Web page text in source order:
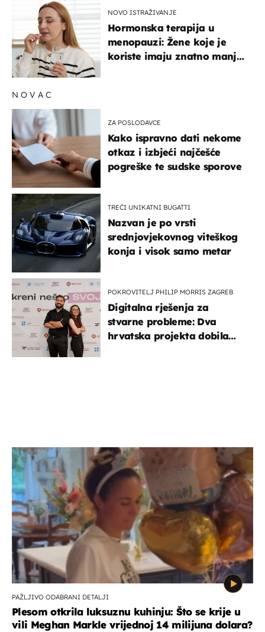
NOVO ISTRAŽIVANJE
Hormonska terapija u
menopauzi: Žene koje je
koriste imaju znatno manji
NOVAC
ZA POSLODAVCE
Kako ispravno dati nekome
otkaz i izbjeći najčešće
pogreške te sudske sporove
TREĆI UNIKATNI BUGATTI
Nazvan je po vrsti
srednjovjekovnog viteškog
konja i visok samo metar
POKROVITELJ PHILIP MORRIS ZAGREB
Digitalna rješenja za
stvarne probleme: Dva
hrvatska projekta dobila
PAŽLJIVO ODABRANI DETALJI
Plesom otkrila luksuznu kuhinju: Što se krije u
vili Meghan Markle vrijednoj 14 milijuna dolara?